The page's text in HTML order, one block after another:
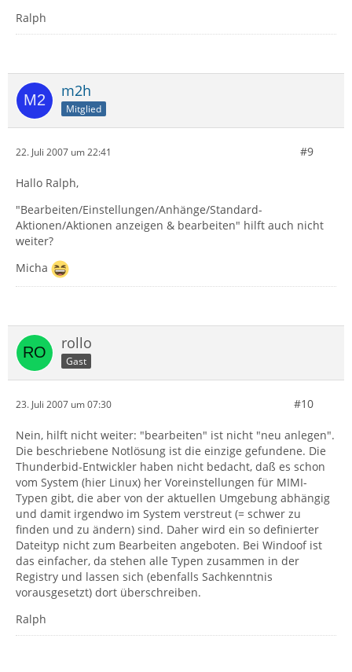
Ralph
m2h
Mitglied
22. Juli 2007 um 22:41 #9
Hallo Ralph,
"Bearbeiten/Einstellungen/Anhänge/Standard-
Aktionen/Aktionen anzeigen & bearbeiten" hilft auch nicht
weiter?
Micha
rollo
Gast
23. Juli 2007 um 07:30 #10
Nein, hilft nicht weiter: "bearbeiten" ist nicht "neu anlegen".
Die beschriebene Notlösung ist die einzige gefundene. Die
Thunderbid-Entwickler haben nicht bedacht, daß es schon
vom System (hier Linux) her Voreinstellungen für MIMI-
Typen gibt, die aber von der aktuellen Umgebung abhängig
und damit irgendwo im System verstreut (= schwer zu
finden und zu ändern) sind. Daher wird ein so definierter
Dateityp nicht zum Bearbeiten angeboten. Bei Windoof ist
das einfacher, da stehen alle Typen zusammen in der
Registry und lassen sich (ebenfalls Sachkenntnis
vorausgesetzt) dort überschreiben.
Ralph